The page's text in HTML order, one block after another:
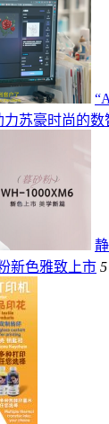
苏豪时尚的数
新色雅致上市